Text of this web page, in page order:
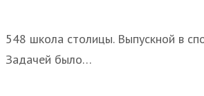
548 школа столицы. Выпускной в
Задачей было…